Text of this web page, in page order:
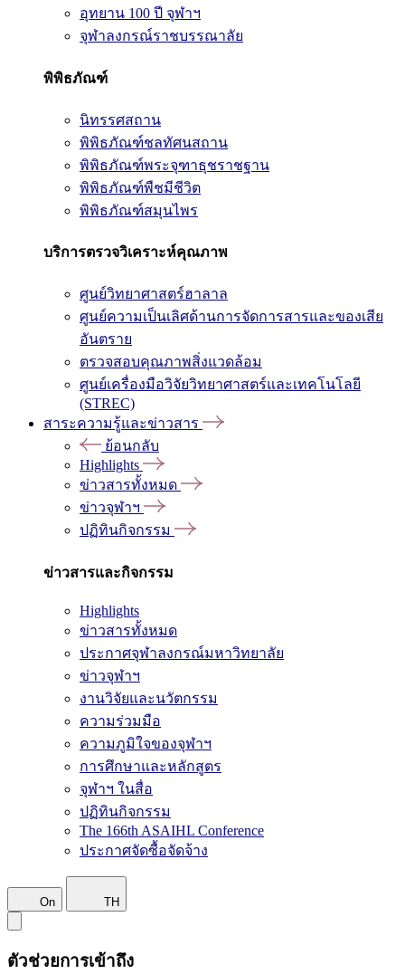
อุทยาน 100 ปี จุฬาฯ
จุฬาลงกรณ์ราชบรรณาลัย
พิพิธภัณฑ์
นิทรรศสถาน
พิพิธภัณฑ์ชลทัศนสถาน
พิพิธภัณฑ์พระจุฑาธุชราชฐาน
พิพิธภัณฑ์พืชมีชีวิต
พิพิธภัณฑ์สมุนไพร
บริการตรวจวิเคราะห์คุณภาพ
ศูนย์วิทยาศาสตร์ฮาลาล
ศูนย์ความเป็นเลิศด้านการจัดการสารและของเสีย
อันตราย
ตรวจสอบคุณภาพสิ่งแวดล้อม
ศูนย์เครื่องมือวิจัยวิทยาศาสตร์และเทคโนโลยี
(STREC)
สาระความรู้และข่าวสาร
ย้อนกลับ
Highlights
ข่าวสารทั้งหมด
ข่าวจุฬาฯ
ปฏิทินกิจกรรม
ข่าวสารและกิจกรรม
Highlights
ข่าวสารทั้งหมด
ประกาศจุฬาลงกรณ์มหาวิทยาลัย
ข่าวจุฬาฯ
งานวิจัยและนวัตกรรม
ความร่วมมือ
ความภูมิใจของจุฬาฯ
การศึกษาและหลักสูตร
จุฬาฯ ในสื่อ
ปฏิทินกิจกรรม
The 166th ASAIHL Conference
ประกาศจัดซื้อจัดจ้าง
On TH
ตัวช่วยการเข้าถึง